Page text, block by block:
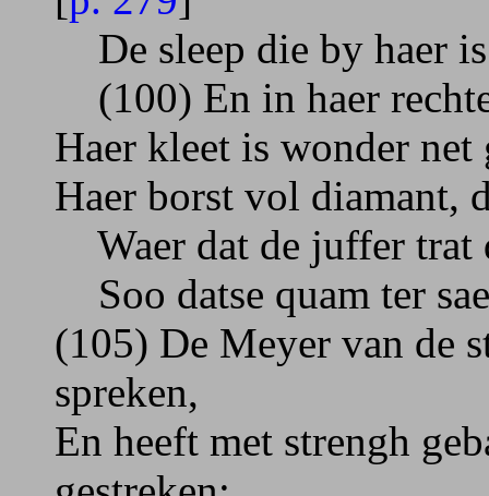
De sleep die by haer
(100) En in haer
Haer kleet is wonder net
Haer borst vol diamant,
Waer dat de juffer trat
Soo datse quam ter
(105) De Meyer van de
spreken,
En heeft met strengh